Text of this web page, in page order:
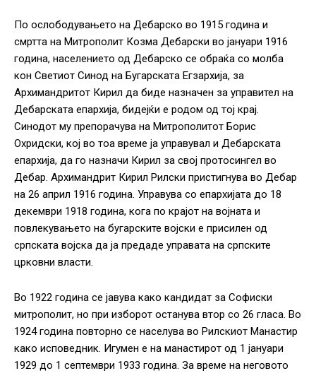
По ослободувањето на Дебарско во 1915 година и
смртта на Митрополит Козма Дебарски во јануари 1916
година, населението од Дебарско се обраќа со молба
кон Светиот Синод на Бугарската Егзархија, за
Архимандритот Кирил да биде назначен за управител на
Дебарската епархија, бидејќи е родом од тој крај.
Синодот му препорачува на Митрополитот Борис
Охридски, кој во тоа време ја управувал и Дебарската
епархија, да го назначи Кирил за свој протосингел во
Дебар. Архимандрит Кирил Рилски пристигнува во Дебар
на 26 април 1916 година. Управува со епархијата до 18
декември 1918 година, кога по крајот на војната и
повлекувањето на бугарските војски е присилен од
српската војска да ја предаде управата на српските
црковни власти.
Во 1922 година се јавува како кандидат за Софиски
митрополит, но при изборот останува втор со 26 гласа. Во
1924 година повторно се населува во Рилскиот Манастир
како исповедник. Игумен е на манастирот од 1 јануари
1929 до 1 септември 1933 година. За време на неговото